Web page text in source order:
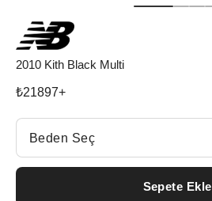
2010 Kith Black Multi
₺21897+
Beden Seç
Beden Seç
Sepete Ekle